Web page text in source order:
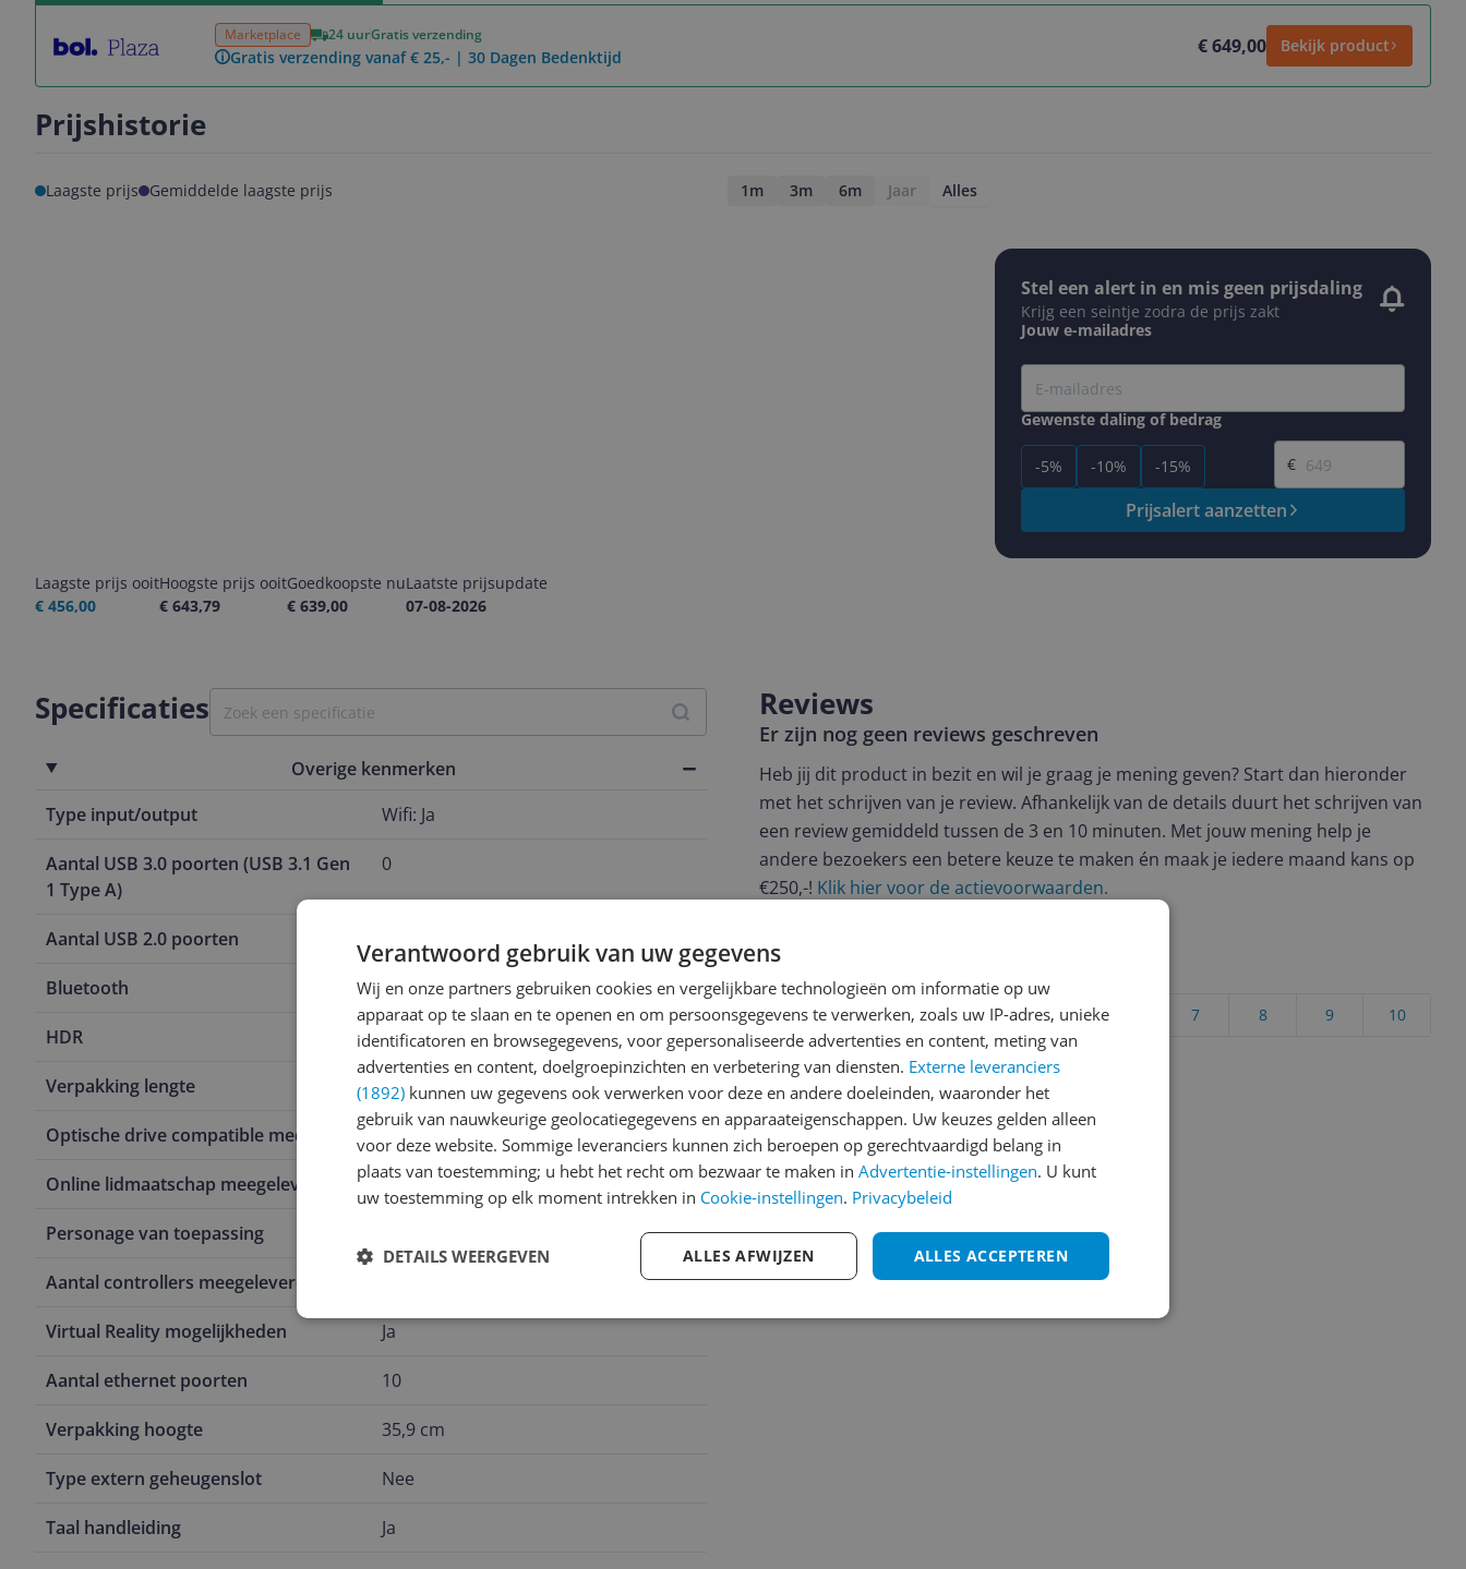
Marketplace 24 uurGratis verzending
Gratis verzending vanaf € 25,- | 30 Dagen Bedenktijd € 649,00 Bekijk product
Prijshistorie
Laagste prijs Gemiddelde laagste prijs 1m 3m 6m Jaar Alles
Laagste prijs ooit
€ 456,00
Hoogste prijs ooit
€ 643,79
Goedkoopste nu
€ 639,00
Laatste prijsupdate
07-08-2026
Stel een alert in en mis geen prijsdaling
Krijg een seintje zodra de prijs zakt
Jouw e-mailadres
Gewenste daling of bedrag
-5% -10% -15%
Gewenste prijs
€
Prijsalert aanzetten
Specificaties
Overige kenmerken
Type input/output
Wifi: Ja
Aantal USB 3.0 poorten (USB 3.1 Gen
1 Type A)
0
Aantal USB 2.0 poorten
Bluetooth Ja
HDR Ja
Verpakking lengte 13,1 cm
Optische drive compatible media Nee
Online lidmaatschap meegeleverd Nee
Personage van toepassing
Aantal controllers meegeleverd
Virtual Reality mogelijkheden Ja
Aantal ethernet poorten 10
Verpakking hoogte 35,9 cm
Type extern geheugenslot Nee
Taal handleiding Ja
Reviews
Er zijn nog geen reviews geschreven
Heb jij dit product in bezit en wil je graag je mening geven? Start dan hieronder
met het schrijven van je review. Afhankelijk van de details duurt het schrijven van
een review gemiddeld tussen de 3 en 10 minuten. Met jouw mening help je
andere bezoekers een betere keuze te maken én maak je iedere maand kans op
€250,-! Klik hier voor de actievoorwaarden.
10
9
8
7
5
4
3
2
1
Verantwoord gebruik van uw gegevens
Wij en onze partners gebruiken cookies en vergelijkbare technologieën om informatie op uw
apparaat op te slaan en te openen en om persoonsgegevens te verwerken, zoals uw IP-adres, unieke
identificatoren en browsegegevens, voor gepersonaliseerde advertenties en content, meting van
advertenties en content, doelgroepinzichten en verbetering van diensten. Externe leveranciers
(1892) kunnen uw gegevens ook verwerken voor deze en andere doeleinden, waaronder het
gebruik van nauwkeurige geolocatiegegevens en apparaateigenschappen. Uw keuzes gelden alleen
voor deze website. Sommige leveranciers kunnen zich beroepen op gerechtvaardigd belang in
plaats van toestemming; u hebt het recht om bezwaar te maken in Advertentie-instellingen. U kunt
uw toestemming op elk moment intrekken in Cookie-instellingen. Privacybeleid
ALLES ACCEPTEREN
ALLES AFWIJZEN
DETAILS WEERGEVEN